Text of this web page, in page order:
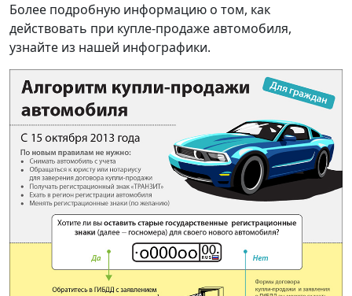
Более подробную информацию о том, как
действовать при купле-продаже автомобиля,
узнайте из нашей инфографики.